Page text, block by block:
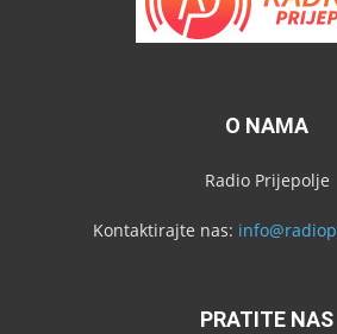
O NAMA
Radio Prijepolje
Kontaktirajte nas:
PRATITE NAS